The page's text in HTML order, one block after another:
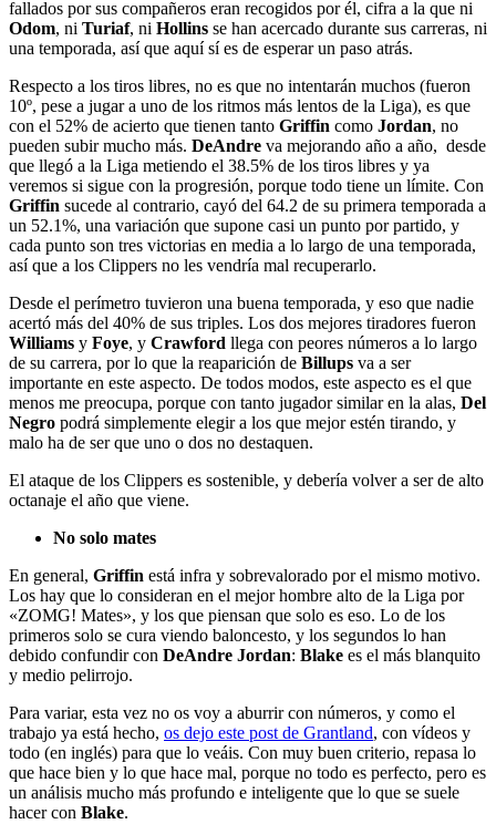
fallados por sus compañeros eran recogidos por él, cifra a la que ni
Odom, ni Turiaf, ni Hollins se han acercado durante sus carreras, ni
una temporada, así que aquí sí es de esperar un paso atrás.
Respecto a los tiros libres, no es que no intentarán muchos (fueron
10º, pese a jugar a uno de los ritmos más lentos de la Liga), es que
con el 52% de acierto que tienen tanto Griffin como Jordan, no
pueden subir mucho más. DeAndre va mejorando año a año, desde
que llegó a la Liga metiendo el 38.5% de los tiros libres y ya
veremos si sigue con la progresión, porque todo tiene un límite. Con
Griffin sucede al contrario, cayó del 64.2 de su primera temporada a
un 52.1%, una variación que supone casi un punto por partido, y
cada punto son tres victorias en media a lo largo de una temporada,
así que a los Clippers no les vendría mal recuperarlo.
Desde el perímetro tuvieron una buena temporada, y eso que nadie
acertó más del 40% de sus triples. Los dos mejores tiradores fueron
Williams y Foye, y Crawford llega con peores números a lo largo
de su carrera, por lo que la reaparición de Billups va a ser
importante en este aspecto. De todos modos, este aspecto es el que
menos me preocupa, porque con tanto jugador similar en la alas, Del
Negro podrá simplemente elegir a los que mejor estén tirando, y
malo ha de ser que uno o dos no destaquen.
El ataque de los Clippers es sostenible, y debería volver a ser de alto
octanaje el año que viene.
No solo mates
En general, Griffin está infra y sobrevalorado por el mismo motivo.
Los hay que lo consideran en el mejor hombre alto de la Liga por
«ZOMG! Mates», y los que piensan que solo es eso. Lo de los
primeros solo se cura viendo baloncesto, y los segundos lo han
debido confundir con DeAndre Jordan: Blake es el más blanquito
y medio pelirrojo.
Para variar, esta vez no os voy a aburrir con números, y como el
trabajo ya está hecho, os dejo este post de Grantland, con vídeos y
todo (en inglés) para que lo veáis. Con muy buen criterio, repasa lo
que hace bien y lo que hace mal, porque no todo es perfecto, pero es
un análisis mucho más profundo e inteligente que lo que se suele
hacer con Blake.